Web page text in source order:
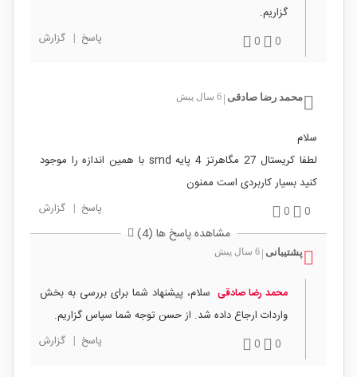
گزاریم.
0
0 پاسخ | گزارش
محمد رضا صادقی | 6 سال پیش
سلام
لطفا کریستال 27 مگاهرتز 4 پایه smd با همین اندازه را موجود
کنید بسیار کاربردی است ممنون
0
0 پاسخ | گزارش
مشاهده پاسخ ها (4)
پشتیبانی | 6 سال پیش
محمد رضا صادقی سلام، پیشنهاد شما برای بررسی به بخش
واردات ارجاع داده شد. از حسن توجه شما سپاس گزاریم.
0
0 پاسخ | گزارش